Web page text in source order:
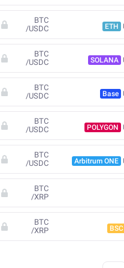
ETH
BTC
/USDC
SOLANA
BTC
/USDC
Base
BTC
/USDC
POLYGON
BTC
/USDC
Arbitrum ONE
BTC
/USDC
BTC
/XRP
BSC
BTC
/XRP